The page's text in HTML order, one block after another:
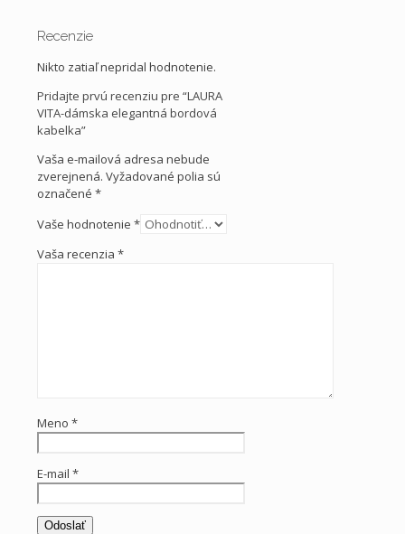
Recenzie
Nikto zatiaľ nepridal hodnotenie.
Pridajte prvú recenziu pre “LAURA
VITA-dámska elegantná bordová
kabelka”
Vaša e-mailová adresa nebude
zverejnená. Vyžadované polia sú
označené *
Vaše hodnotenie *
Vaša recenzia *
Meno *
E-mail *